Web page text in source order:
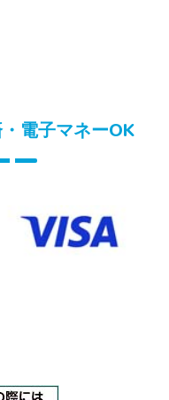
電子マネーOK